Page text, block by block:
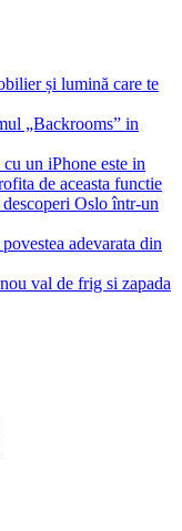
și lumină care te
„Backrooms” in
un iPhone este in
de aceasta functie
Oslo într-un
adevarata din
val de frig si zapada